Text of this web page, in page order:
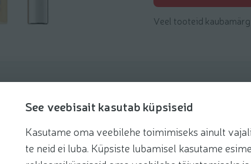
See veebisait kasutab küpsiseid
Kasutame oma veebilehe toimimiseks ainult
te neid ei luba. Küpsiste lubamisel kasutame
Veel tooteid
Soovitatud tooted